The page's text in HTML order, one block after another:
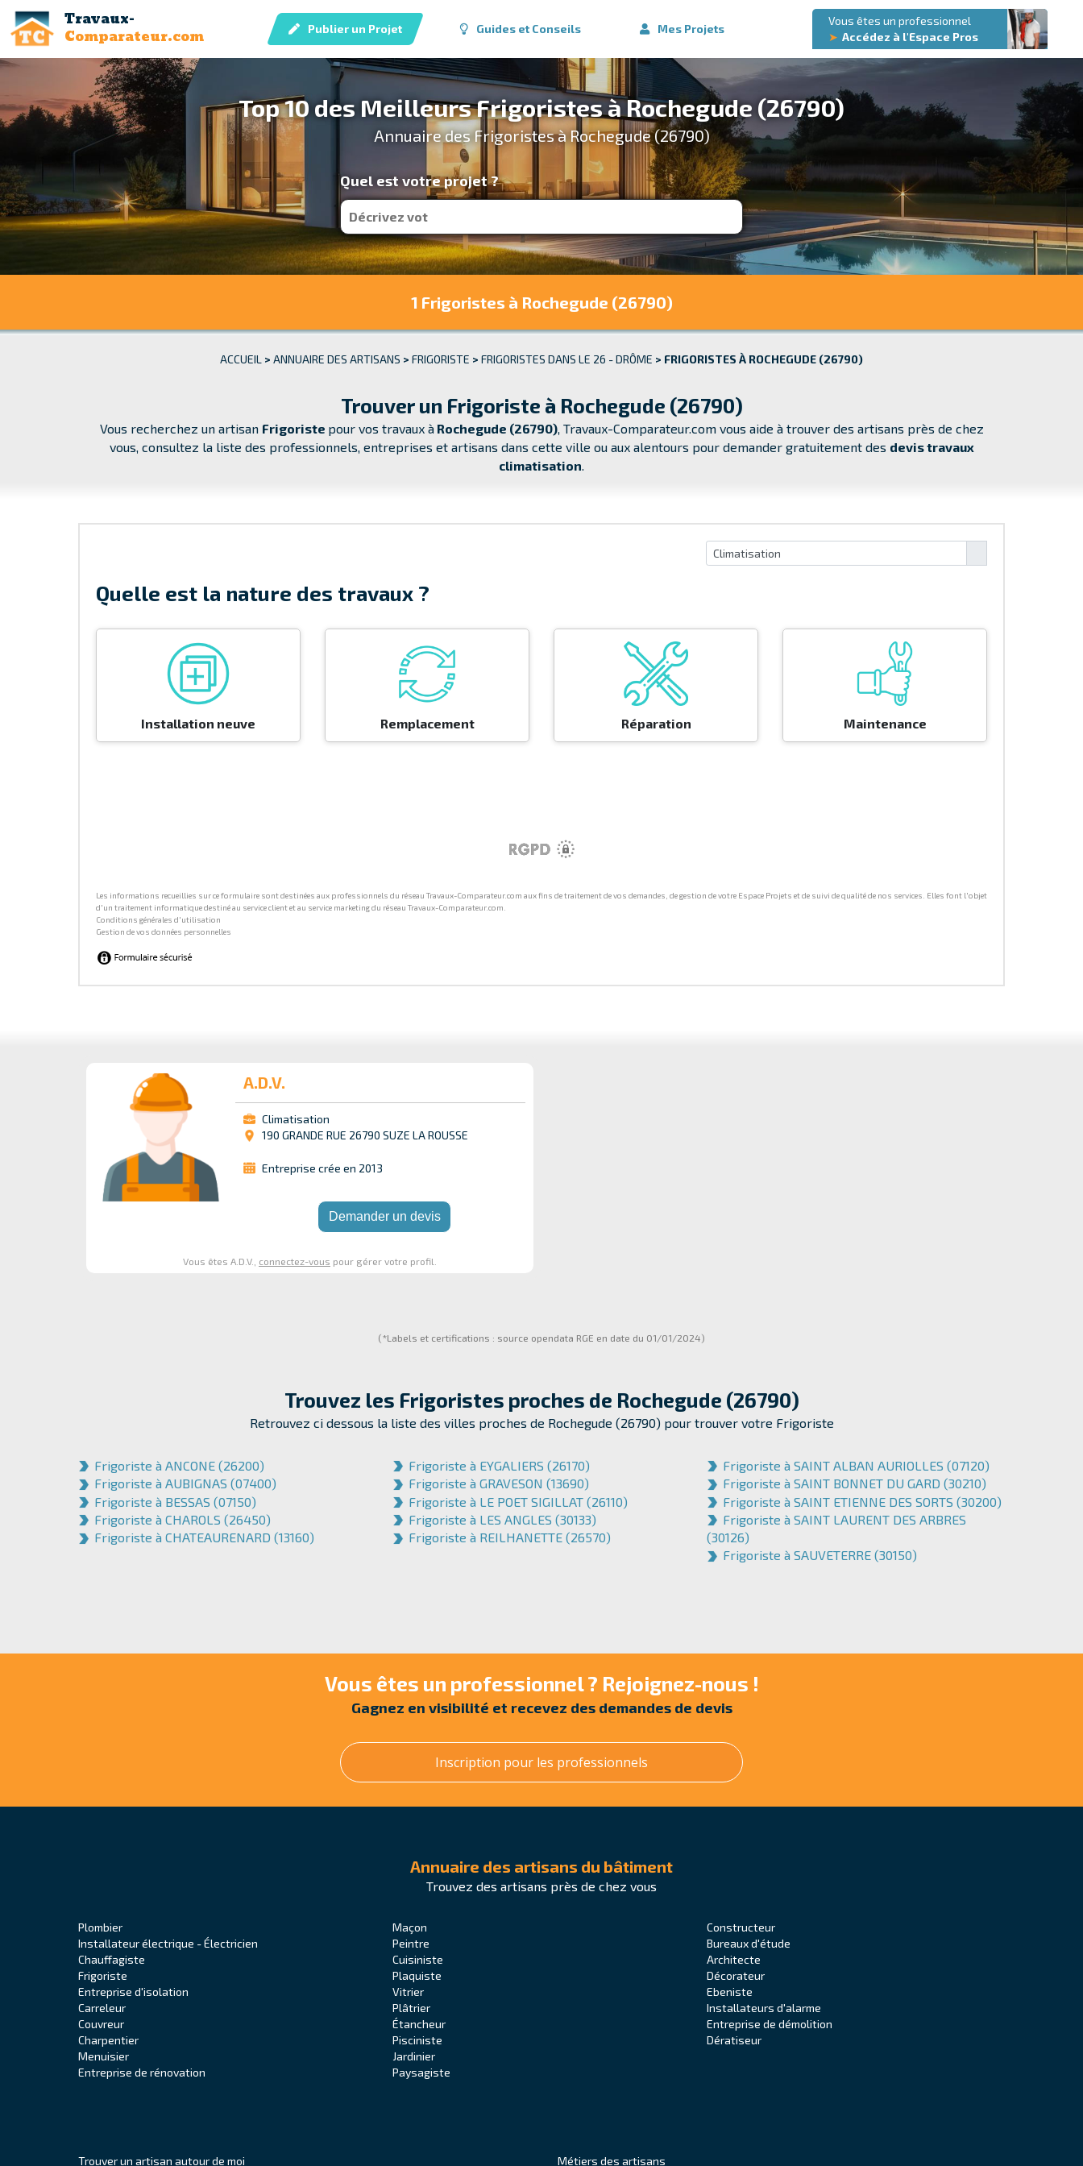
Travaux-
Comparateur.com Publier un Projet Guides et Conseils Mes Projets
Vous êtes un professionnel
➤ Accédez à l'Espace Pros
Top 10 des Meilleurs Frigoristes à Rochegude (26790)
Annuaire des Frigoristes à Rochegude (26790)
Quel est votre projet ?
1 Frigoristes à Rochegude (26790)
ACCUEIL > ANNUAIRE DES ARTISANS > FRIGORISTE > FRIGORISTES DANS LE 26 - DRÔME > FRIGORISTES À ROCHEGUDE (26790)
Trouver un Frigoriste à Rochegude (26790)
Vous recherchez un artisan Frigoriste pour vos travaux àRochegude (26790), Travaux-Comparateur.com vous aide à trouver des artisans près de chez
vous, consultez la liste des professionnels, entreprises et artisans dans cette ville ou aux alentours pour demander gratuitement des devis travaux
climatisation
A.D.V.
Climatisation
190 GRANDE RUE 26790 SUZE LA ROUSSE
Entreprise crée en 2013
Demander un devis
Vous êtes A.D.V., connectez-vous pour gérer votre profil.
(*Labels et certifications : source opendata RGE en date du 01/01/2024)
Trouvez les Frigoristes proches de Rochegude (26790)
Retrouvez ci dessous la liste des villes proches de Rochegude (26790) pour trouver votre Frigoriste
Frigoriste à ANCONE (26200)
Frigoriste à AUBIGNAS (07400)
Frigoriste à BESSAS (07150)
Frigoriste à CHAROLS (26450)
Frigoriste à CHATEAURENARD (13160)
Frigoriste à EYGALIERS (26170)
Frigoriste à GRAVESON (13690)
Frigoriste à LE POET SIGILLAT (26110)
Frigoriste à LES ANGLES (30133)
Frigoriste à REILHANETTE (26570)
Frigoriste à SAINT ALBAN AURIOLLES (07120)
Frigoriste à SAINT BONNET DU GARD (30210)
Frigoriste à SAINT ETIENNE DES SORTS (30200)
Frigoriste à SAINT LAURENT DES ARBRES
(30126)
Frigoriste à SAUVETERRE (30150)
Vous êtes un professionnel ? Rejoignez-nous !
Gagnez en visibilité et recevez des demandes de devis
Inscription pour les professionnels
Annuaire des artisans du bâtiment
Trouvez des artisans près de chez vous
Plombier
Installateur électrique - Électricien
Chauffagiste
Frigoriste
Entreprise d'isolation
Carreleur
Couvreur
Charpentier
Menuisier
Entreprise de rénovation
Maçon
Peintre
Cuisiniste
Plaquiste
Vitrier
Plâtrier
Étancheur
Pisciniste
Jardinier
Paysagiste
Constructeur
Bureaux d'étude
Architecte
Décorateur
Ebeniste
Installateurs d'alarme
Entreprise de démolition
Dératiseur
Trouver un artisan autour de moi Métiers des artisans